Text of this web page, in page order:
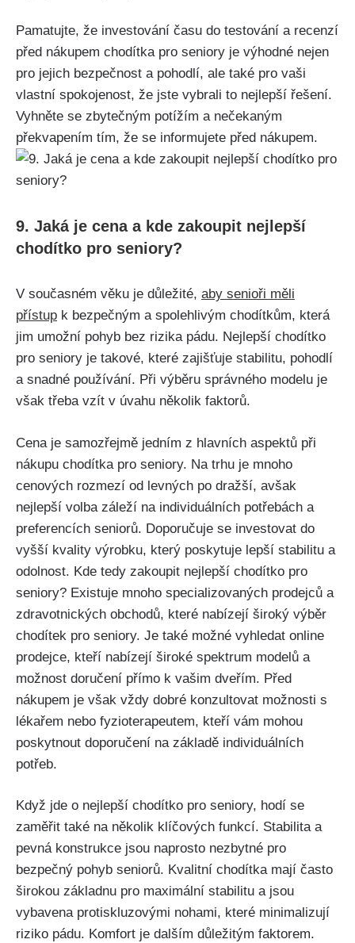
Pamatujte, že investování času do testování a recenzí
před nákupem chodítka pro seniory je výhodné nejen
pro jejich bezpečnost⁣ a pohodlí, ⁤ale také pro vaši
vlastní spokojenost, že jste vybrali to‌ nejlepší řešení.
Vyhněte ⁣se zbytečným potížím a nečekaným
překvapením tím, že se informujete ⁣před nákupem.
9. Jaká je cena a kde ‌zakoupit nejlepší
chodítko pro‌ seniory?
V‍ současném věku ⁤je důležité, aby senioři měli
přístup ‍k bezpečným a ⁢spolehlivým‌ chodítkům, která
jim umožní pohyb bez rizika pádu. Nejlepší chodítko
pro seniory je​ takové, které zajišťuje⁤ stabilitu, pohodlí
a snadné ‌používání. Při ⁤výběru správného modelu je
však⁢ třeba‌ vzít v úvahu‍ několik faktorů.
Cena je samozřejmě jedním z ⁣hlavních aspektů při
nákupu chodítka pro ​seniory. Na trhu je ‌mnoho
cenových ⁣rozmezí od ⁤levných po dražší,⁤ avšak
nejlepší volba záleží na ​individuálních potřebách a
preferencích seniorů. Doporučuje se investovat do​
vyšší kvality ‌výrobku, který ⁢poskytuje lepší stabilitu a
odolnost. Kde tedy zakoupit nejlepší​ chodítko pro‍
seniory? Existuje mnoho specializovaných prodejců a
⁣zdravotnických obchodů, které nabízejí široký výběr
chodítek pro seniory. Je​ také možné⁢ vyhledat online
prodejce, kteří nabízejí široké spektrum modelů a
⁣možnost doručení přímo k vašim​ dveřím. Před
nákupem je však vždy dobré konzultovat možnosti s
lékařem nebo fyzioterapeutem, kteří vám mohou
poskytnout doporučení na základě individuálních
potřeb. ⁤
Když jde o nejlepší chodítko pro seniory, hodí se
zaměřit také ⁣na několik klíčových funkcí. Stabilita a
pevná konstrukce jsou naprosto⁤ nezbytné pro​
bezpečný pohyb seniorů. Kvalitní chodítka mají často
širokou základnu pro maximální⁢ stabilitu a jsou
vybavena protiskluzovými nohami, ‌které minimalizují
riziko pádu. Komfort je‌ dalším⁢ důležitým faktorem.⁢